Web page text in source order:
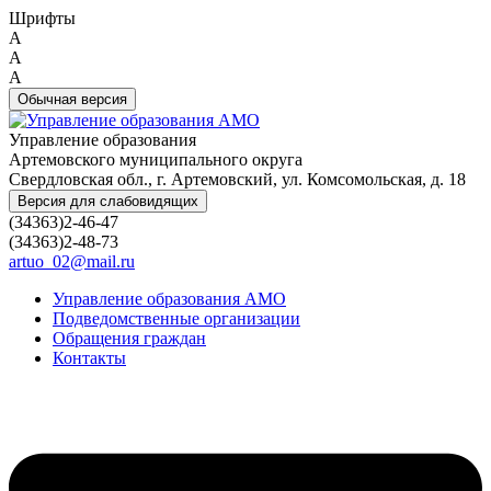
Шрифты
A
A
A
Обычная версия
Управление образования
Артемовского муниципального округа
Свердловская обл., г. Артемовский, ул. Комсомольская, д. 18
Версия для слабовидящих
(34363)2-46-47
(34363)2-48-73
artuo_02@mail.ru
Управление образования АМО
Подведомственные организации
Обращения граждан
Контакты